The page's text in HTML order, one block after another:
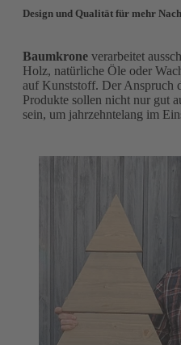
Design und Qualität für mehr
Baumkrone verarbeitet
Holz, natürliche Öle oder
auf Kunststoff. Der Anspruch
Produkte sollen nicht nur gut
sein, um jahrzehntelang im